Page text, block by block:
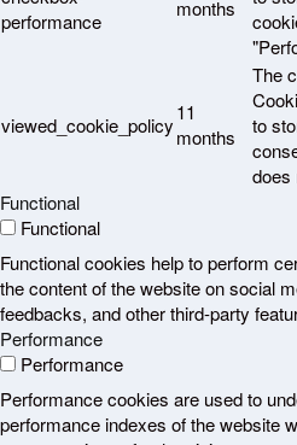
performance
months
viewed_cookie_policy
11
months
The
to
does
Functional
Functional
Functional cookies help to perform
the content of the website on social
feedbacks, and other third-party
Performance
Performance
Performance cookies are used to
performance indexes of the website